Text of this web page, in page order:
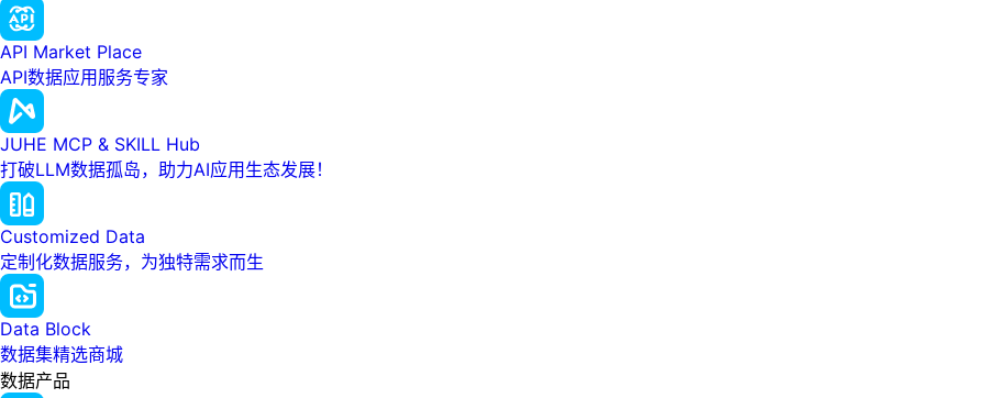
API Market Place
API数据应用服务专家
JUHE MCP & SKILL Hub
打破LLM数据孤岛，助力AI应用生态发展！
Customized Data
定制化数据服务，为独特需求而生
Data Block
数据集精选商城
数据产品